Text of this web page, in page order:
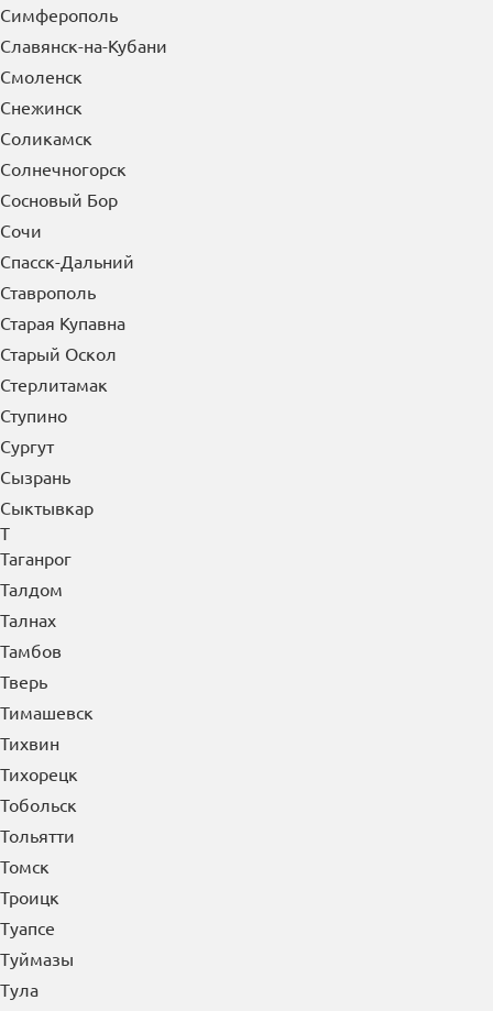
Серпухов
Сибай
Симферополь
Славянск-на-Кубани
Смоленск
Снежинск
Соликамск
Солнечногорск
Сосновый Бор
Сочи
Спасск-Дальний
Ставрополь
Старая Купавна
Старый Оскол
Стерлитамак
Ступино
Сургут
Сызрань
Сыктывкар
Т
Таганрог
Талдом
Талнах
Тамбов
Тверь
Тимашевск
Тихвин
Тихорецк
Тобольск
Тольятти
Томск
Троицк
Туапсе